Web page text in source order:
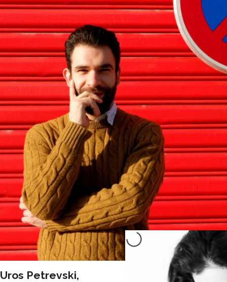
Trio Variazioni
Culture
Uros Petrevski,